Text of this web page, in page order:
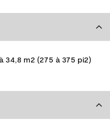
34,8 m2 (275 à 375 pi2)